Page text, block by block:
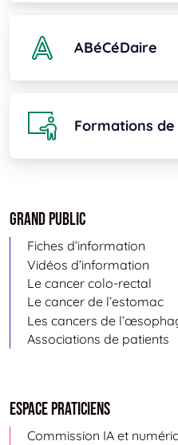
ABéCéDaire
Formations de
Grand public
Fiches d’information
Vidéos d’information
Le cancer colo-rectal
Le cancer de l’estomac
Les cancers de
Associations de patients
Espace Praticiens
Commission IA et